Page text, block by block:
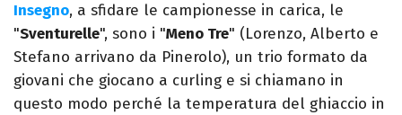
Insegno, a sfidare le campionesse in carica, le
"Sventurelle", sono i "Meno Tre" (Lorenzo, Alberto e
Stefano arrivano da Pinerolo), un trio formato da
giovani che giocano a curling e si chiamano in
questo modo perché la temperatura del ghiaccio in